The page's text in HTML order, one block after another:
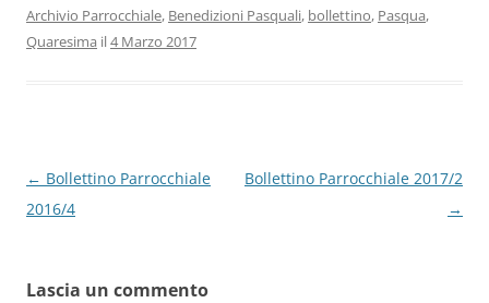
Archivio Parrocchiale, Benedizioni Pasquali, bollettino, Pasqua,
Quaresima il4 Marzo 2017
Navigazione
articolo
← Bollettino Parrocchiale
2016/4
Bollettino Parrocchiale 2017/2
→
Lascia un commento